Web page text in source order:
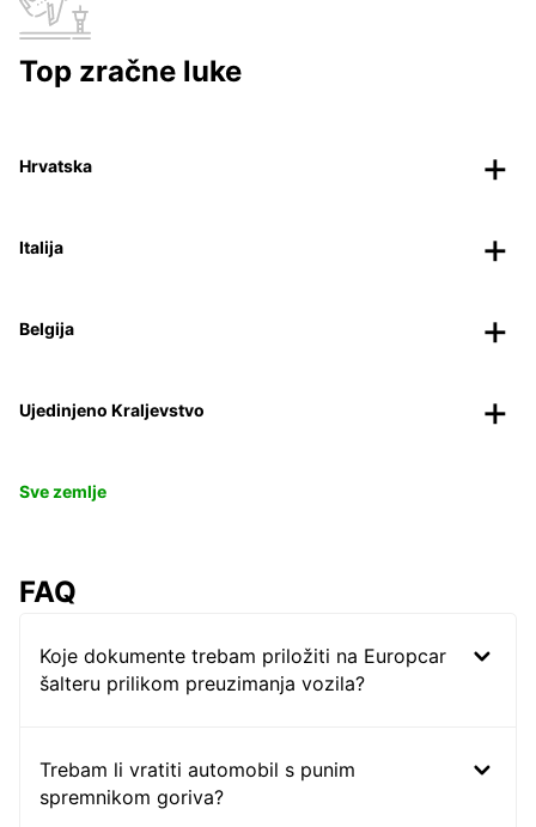
Top zračne luke
Hrvatska
Italija
Belgija
Ujedinjeno Kraljevstvo
Sve zemlje
FAQ
Koje dokumente trebam priložiti na Europcar
šalteru prilikom preuzimanja vozila?
Trebam li vratiti automobil s punim
spremnikom goriva?